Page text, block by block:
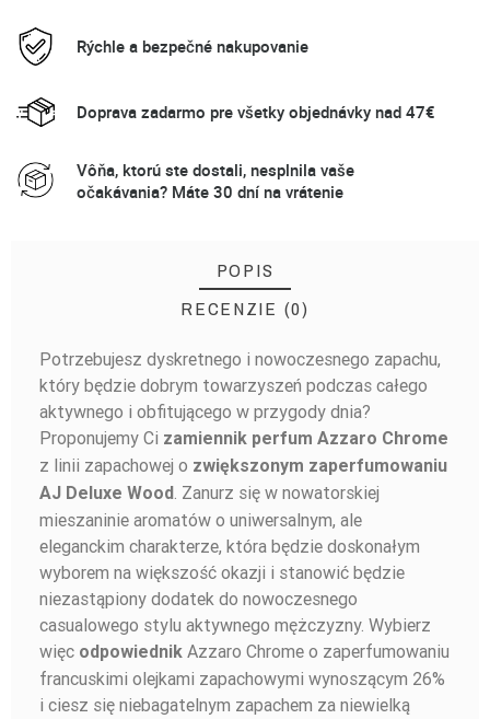
Rýchle a bezpečné nakupovanie
Doprava zadarmo pre všetky objednávky nad 47€
Vôňa, ktorú ste dostali, nesplnila vaše
očakávania? Máte 30 dní na vrátenie
POPIS
RECENZIE (0)
Potrzebujesz dyskretnego i nowoczesnego zapachu,
który będzie dobrym towarzyszeń podczas całego
aktywnego i obfitującego w przygody dnia?
Proponujemy Ci zamiennik perfum Azzaro Chrome
z linii zapachowej o zwiększonym zaperfumowaniu
AJ Deluxe Wood . Zanurz się w nowatorskiej
mieszaninie aromatów o uniwersalnym, ale
eleganckim charakterze, która będzie doskonałym
wyborem na większość okazji i stanowić będzie
niezastąpiony dodatek do nowoczesnego
casualowego stylu aktywnego mężczyzny. Wybierz
więc odpowiednik Azzaro Chrome o zaperfumowaniu
francuskimi olejkami zapachowymi wynoszącym 26%
i ciesz się niebagatelnym zapachem za niewielką
BUĎTE PRVÝ, KTO NAPÍŠE RECENZIU!